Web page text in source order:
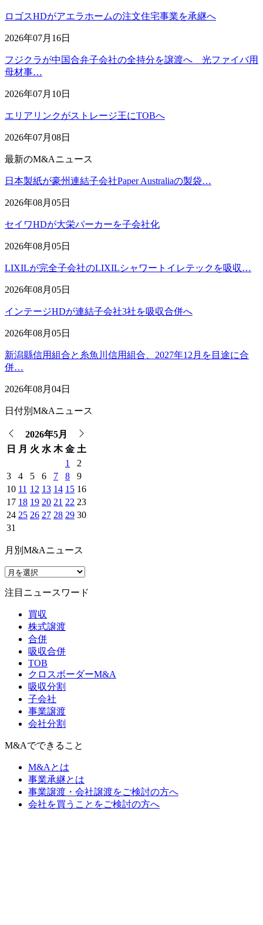
ロゴスHDがアエラホームの注文住宅事業を承継へ
2026年07月16日
フジクラが中国合弁子会社の全持分を譲渡へ 光ファイバ用
母材事…
2026年07月10日
エリアリンクがストレージ王にTOBへ
2026年07月08日
最新のM&Aニュース
日本製紙が豪州連結子会社Paper Australiaの製袋…
2026年08月05日
セイワHDが大栄パーカーを子会社化
2026年08月05日
LIXILが完全子会社のLIXILシャワートイレテックを吸収…
2026年08月05日
インテージHDが連結子会社3社を吸収合併へ
2026年08月05日
新潟縣信用組合と糸魚川信用組合、2027年12月を目途に合
併…
2026年08月04日
日付別M&Aニュース
2026年5月
日
月 火 水 木 金 土
1
2
3
4 5 6 7 8
9
10 11 12 13 14 15 16
17 18 19 20 21 22 23
24 25 26 27 28 29 30
31
月別M&Aニュース
注目ニュースワード
買収
株式譲渡
合併
吸収合併
TOB
クロスボーダーM&A
吸収分割
子会社
事業譲渡
会社分割
M&Aでできること
M&Aとは
事業承継とは
事業譲渡・会社譲渡をご検討の方へ
会社を買うことをご検討の方へ